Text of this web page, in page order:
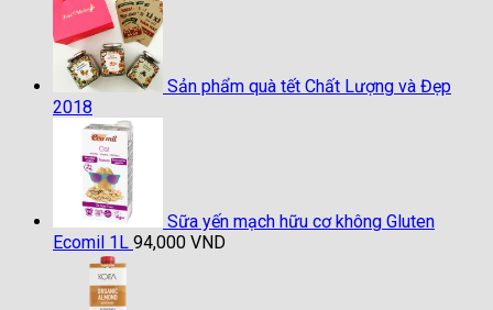
từ
35,000 VND
đến
285,000 VND
Sản phẩm quà tết Chất Lượng và Đẹp
2018
Sữa yến mạch hữu cơ không Gluten
Ecomil 1L 94,000 VND